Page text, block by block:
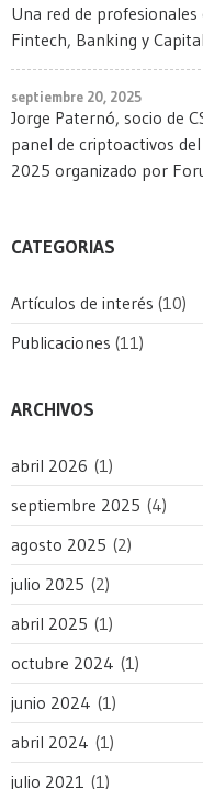
Una red de
Fintech, Banking y
septiembre 20, 2025
Jorge Paternó, socio de
panel de criptoactivos
2025 organizado por
CATEGORIAS
Artículos de interés (10)
Publicaciones (11)
ARCHIVOS
abril 2026 (1)
septiembre 2025 (4)
agosto 2025 (2)
julio 2025 (2)
abril 2025 (1)
octubre 2024 (1)
junio 2024 (1)
abril 2024 (1)
julio 2021 (1)